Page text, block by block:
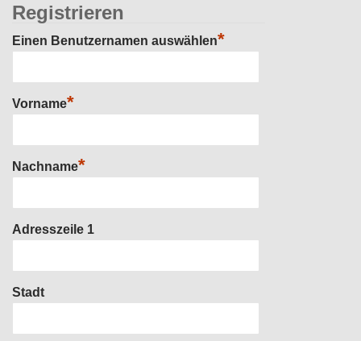
Registrieren
Einen Benutzernamen auswählen*
Vorname*
Nachname*
Adresszeile 1
Stadt